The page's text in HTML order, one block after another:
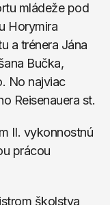
mládeže pod
Horymira
a trénera Jána
Bučka,
No najviac
Reisenauera st.
II. vykonnostnú
prácou
školstva